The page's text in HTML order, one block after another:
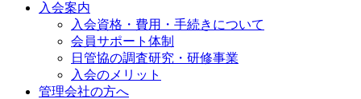
入会案内
入会資格・費用・手続きについて
会員サポート体制
日管協の調査研究・研修事業
入会のメリット
管理会社の方へ